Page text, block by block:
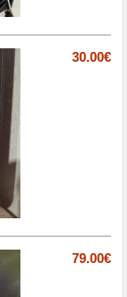
30.00€
79.00€